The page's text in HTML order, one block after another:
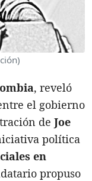
, reveló
el gobierno
de Joe
política
en
propuso